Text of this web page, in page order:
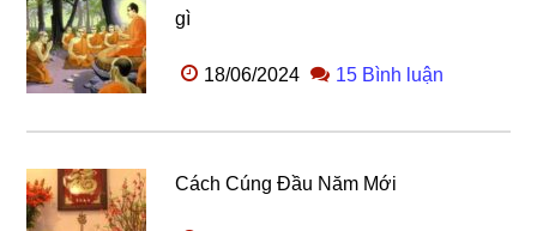
gì
18/06/2024 15 Bình luận
Cách Cúng Đầu Năm Mới